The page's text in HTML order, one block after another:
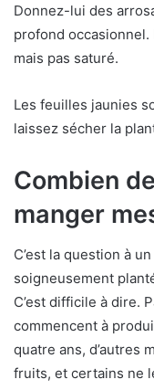
Donnez-lui des
profond
mais pas saturé.
Les feuilles jaunies
laissez sécher la
Combien
manger
C’est la question à
soigneusement
C’est difficile à dire.
commencent à
quatre ans, d’autres
fruits, et certains ne